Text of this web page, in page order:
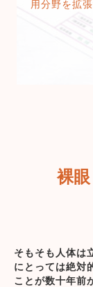
用分野を拡張
裸
そもそも人体は
にとっては絶対
ことが数十年前